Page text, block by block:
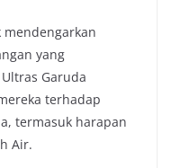
yang
Garuda
terhadap
termasuk harapan
Air.